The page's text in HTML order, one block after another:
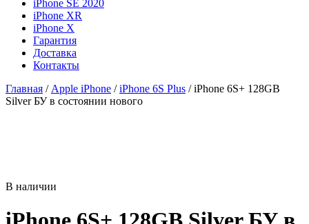
iPhone SE 2020
iPhone XR
iPhone X
Гарантия
Доставка
Контакты
Главная / Apple iPhone /iPhone 6S Plus / iPhone 6S+ 128GB
Silver БУ в состоянии нового
В наличии